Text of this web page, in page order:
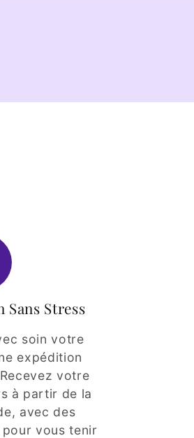
Sans Stress
soin votre
expédition
votre
à partir de la
avec des
vous tenir